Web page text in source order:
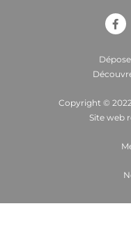
Copyright ©
Site web